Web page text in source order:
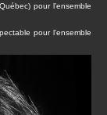
pour l’ensemble
pour l'ensemble